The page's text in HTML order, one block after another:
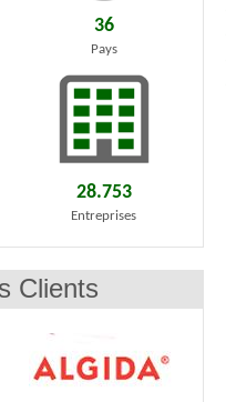
36
Pays
28.753
Entreprises
Clients